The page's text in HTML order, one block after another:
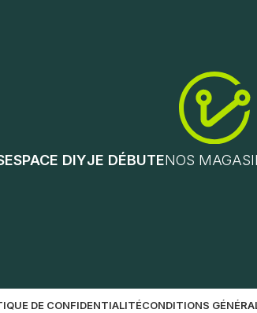
ESPACE DIYJE DÉBUTENOS
DE CONFIDENTIALITÉCONDITIONS